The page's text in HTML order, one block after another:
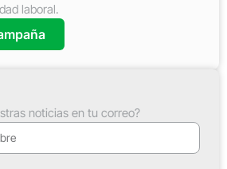
laboral.
noticias en tu correo?